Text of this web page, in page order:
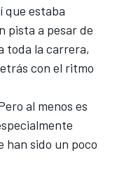
que estaba
pista a pesar de
toda la carrera,
con el ritmo
al menos es
han sido un poco